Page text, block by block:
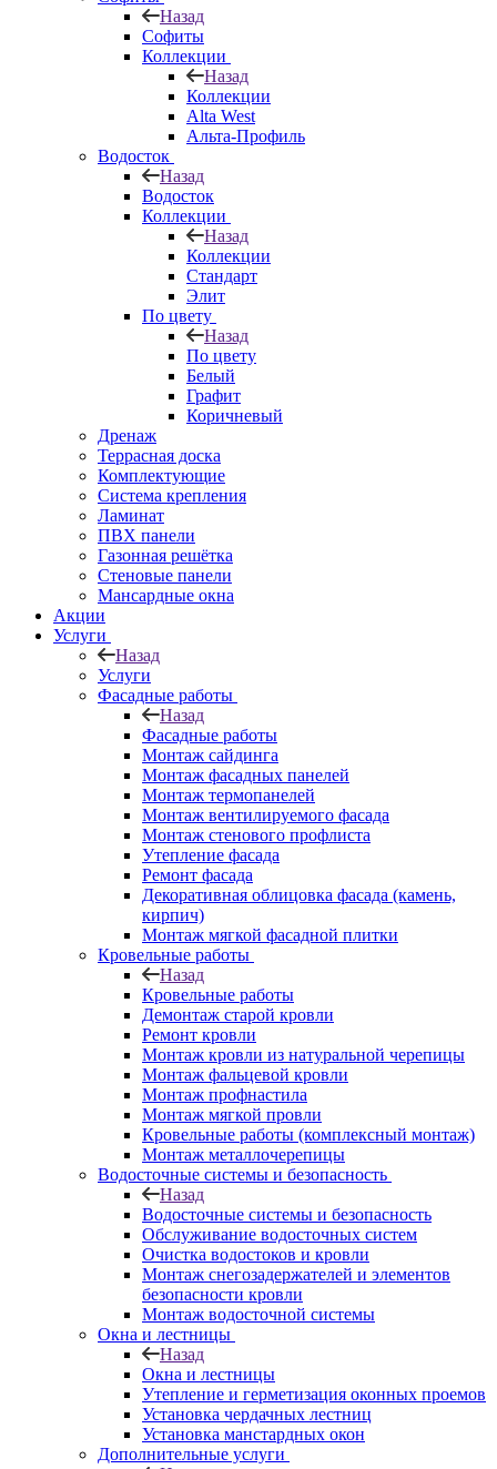
Назад
Софиты
Коллекции
Назад
Коллекции
Alta West
Альта-Профиль
Водосток
Назад
Водосток
Коллекции
Назад
Коллекции
Стандарт
Элит
По цвету
Назад
По цвету
Белый
Графит
Коричневый
Дренаж
Террасная доска
Комплектующие
Система крепления
Ламинат
ПВХ панели
Газонная решётка
Стеновые панели
Мансардные окна
Акции
Услуги
Назад
Услуги
Фасадные работы
Назад
Фасадные работы
Монтаж сайдинга
Монтаж фасадных панелей
Монтаж термопанелей
Монтаж вентилируемого фасада
Монтаж стенового профлиста
Утепление фасада
Ремонт фасада
Декоративная облицовка фасада (камень,
кирпич)
Монтаж мягкой фасадной плитки
Кровельные работы
Назад
Кровельные работы
Демонтаж старой кровли
Ремонт кровли
Монтаж кровли из натуральной черепицы
Монтаж фальцевой кровли
Монтаж профнастила
Монтаж мягкой провли
Кровельные работы (комплексный монтаж)
Монтаж металлочерепицы
Водосточные системы и безопасность
Назад
Водосточные системы и безопасность
Обслуживание водосточных систем
Очистка водостоков и кровли
Монтаж снегозадержателей и элементов
безопасности кровли
Монтаж водосточной системы
Окна и лестницы
Назад
Окна и лестницы
Утепление и герметизация оконных проемов
Установка чердачных лестниц
Установка манстардных окон
Дополнительные услуги